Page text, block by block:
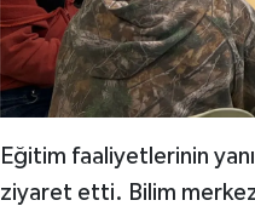
Eğitim faaliyetlerinin
ziyaret etti. Bilim